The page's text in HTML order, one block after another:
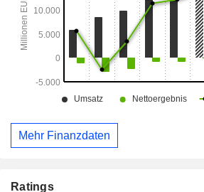
Mehr Finanzdaten
Ratings